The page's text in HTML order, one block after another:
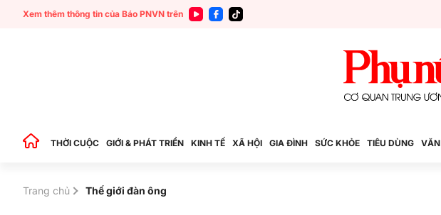
Xem thêm thông tin của Báo PNVN trên
THỜI CUỘC GIỚI & PHÁT TRIỂN KINH TẾ XÃ HỘI GIA ĐÌNH SỨC KHỎE TIÊU DÙNG
Trang chủ Thế giới đàn ông